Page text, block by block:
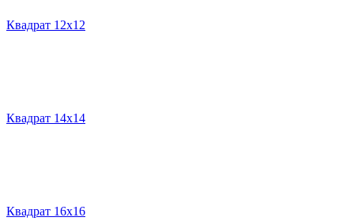
Квадрат 12х12
Квадрат 14х14
Квадрат 16х16